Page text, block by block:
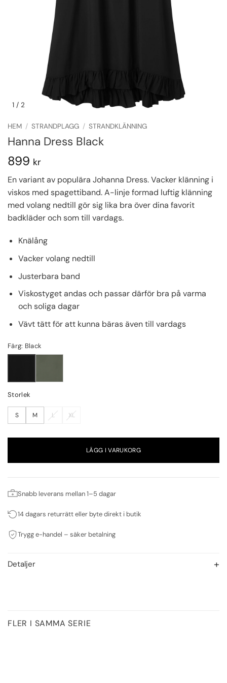
1 / 2
HEM / STRANDPLAGG / STRANDKLÄNNING
Hanna Dress Black
899 kr
En variant av populära Johanna Dress. Vacker klänning i
viskos med spagettiband. A-linje formad luftig klänning
med volang nedtill gör sig lika bra över dina favorit
badkläder och som till vardags.
Knälång
Vacker volang nedtill
Justerbara band
Viskostyget andas och passar därför bra på varma
och soliga dagar
Vävt tätt för att kunna bäras även till vardags
Färg: Black
Storlek
S M L XL
LÄGG I VARUKORG
Snabb leverans mellan 1–5 dagar
14 dagars returrätt eller byte direkt i butik
Trygg e-handel – säker betalning
Detaljer
FLER I SAMMA SERIE